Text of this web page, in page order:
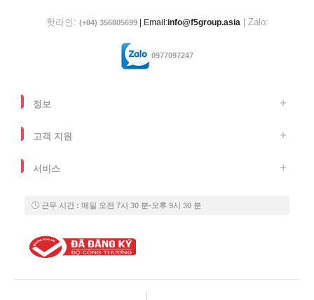
핫라인: (+84) 356805699| Email:info@f5group.asia| Zalo:
0977097247
정보
고객 지원
서비스
근무 시간 : 매일 오전 7시 30 분-오후 9시 30 분